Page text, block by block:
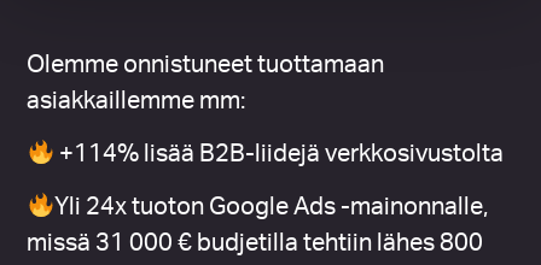
Olemme onnistuneet tuottamaan
asiakkaillemme mm:
+114% lisää B2B-liidejä verkkosivustolta
Yli 24x tuoton Google Ads -mainonnalle,
missä 31 000 € budjetilla tehtiin lähes 800